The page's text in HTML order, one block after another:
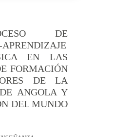
DE
EN LAS
FORMACIÓN
DE LA
ANGOLA Y
DEL MUNDO